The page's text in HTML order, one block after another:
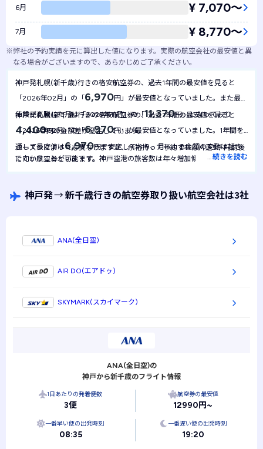
6月 ¥ 7,070〜
7月 ¥ 8,770〜
※弊社の予約実績を元に算出した値になります。実際の航空会社の最安値と異
なる場合がございますので、あらかじめご了承ください。
神戸発札幌(新千歳)行きの格安航空券の、過去1年間の最安値を見ると
「2026年02月」の「 6,970円」が最安値となっていました。また最も
値段が高騰した月は「2025年11月」の「 11,370円」となっており
4,400円の金額差が発生しています。
神戸発札幌(新千歳)行きの格安航空券の、過去1年間の最安値を見ると
「2026年02月」の「6,970円」が最安値となっていました。1年間を
通して最安値は6,970円で安定しており、月による金額の変動は起き
にくい航空券といえます。
シーズンによっても異なりますが、余裕持って予約すれば片道5千円前後
で向かうことが可能です。神戸空港の旅客数は年々増加傾向にあり、
…続きを読む
神戸発→新千歳行きの航空券取り扱い航空会社は3社
ANA(全日空)
AIR DO(エアドゥ)
SKYMARK(スカイマーク)
ANA(全日空)の
神戸から新千歳のフライト情報
1日あたりの発着便数
3便
航空券の最安値
12990円~
一番早い便の出発時刻
08:35
一番遅い便の出発時刻
19:20